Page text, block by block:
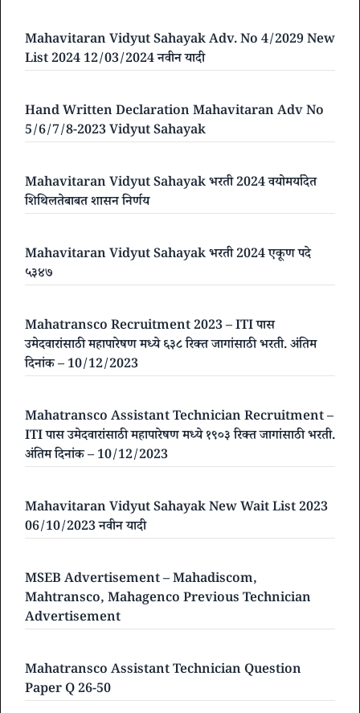
Mahavitaran Vidyut Sahayak Adv. No 4/2029 New
List 2024 12/03/2024 नवीन यादी
Hand Written Declaration Mahavitaran Adv No
5/6/7/8-2023 Vidyut Sahayak
Mahavitaran Vidyut Sahayak भरती 2024 वयोमर्यादेत
शिथिलतेबाबत शासन निर्णय
Mahavitaran Vidyut Sahayak भरती 2024 एकूण पदे
५३४७
Mahatransco Recruitment 2023 – ITI पास
उमेदवारांसाठी महापारेषण मध्ये ६३८ रिक्त जागांसाठी भरती. अंतिम
दिनांक – 10/12/2023
Mahatransco Assistant Technician Recruitment –
ITI पास उमेदवारांसाठी महापारेषण मध्ये १९०३ रिक्त जागांसाठी भरती.
अंतिम दिनांक – 10/12/2023
Mahavitaran Vidyut Sahayak New Wait List 2023
06/10/2023 नवीन यादी
MSEB Advertisement – Mahadiscom,
Mahtransco, Mahagenco Previous Technician
Advertisement
Mahatransco Assistant Technician Question
Paper Q 26-50